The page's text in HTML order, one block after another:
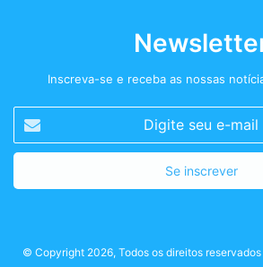
Inscreva-se e receba as nossas
seu
e-
© Copyright 2026, Todos os direitos